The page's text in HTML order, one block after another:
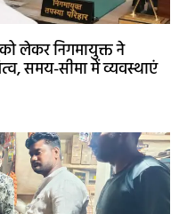
लेकर निगमायुक्त ने
समय-सीमा में व्यवस्थाएं